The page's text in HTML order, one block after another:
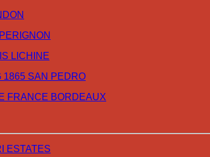
LICHINE
1865 SAN PEDRO
FRANCE BORDEAUX
ESTATES